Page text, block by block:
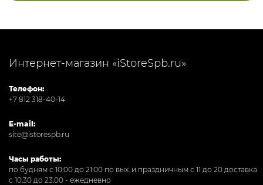
Интернет-магазин «iStoreSpb.ru»
Телефон:
+7 812 318-40-14
E-mail:
site@istorespb.ru
Часы работы:
по будням с 10:00 до 21:00 по вых. и праздничным с 11 до 20 доставка
с 10.30 до 23.00 - ежедневно